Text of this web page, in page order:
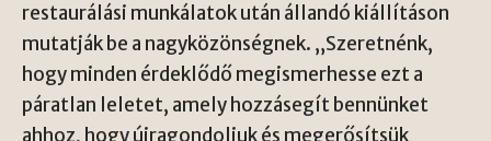
restaurálási munkálatok után állandó kiállításon
mutatják be a nagyközönségnek. „Szeretnénk,
hogy minden érdeklődő megismerhesse ezt a
páratlan leletet, amely hozzásegít bennünket
ahhoz, hogy újragondoljuk és megerősítsük